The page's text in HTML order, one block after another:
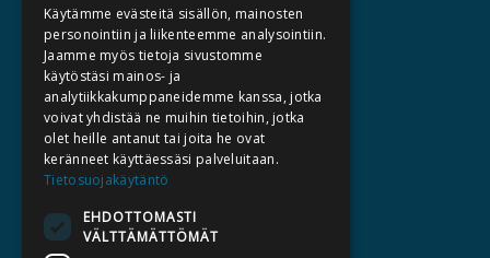
TIETOA MEISTÄ
TEKIJÄT
KATALOGIT
AJANKOHTAISTA
HALUATKO KIRJAILIJAKSI
KIRJA TILAUSTYÖNÄ
MEDIALLE
Käytämme evästeitä sisällön, mainosten
personointiin ja liikenteemme analysointiin.
Jaamme myös tietoja sivustomme
käytöstäsi mainos- ja
analytiikkakumppaneidemme kanssa, jotka
voivat yhdistää ne muihin tietoihin, jotka
olet heille antanut tai joita he ovat
keränneet käyttäessäsi palveluitaan.
Tietosuojakäytäntö
EHDOTTOMASTI
VÄLTTÄMÄTTÖMÄT